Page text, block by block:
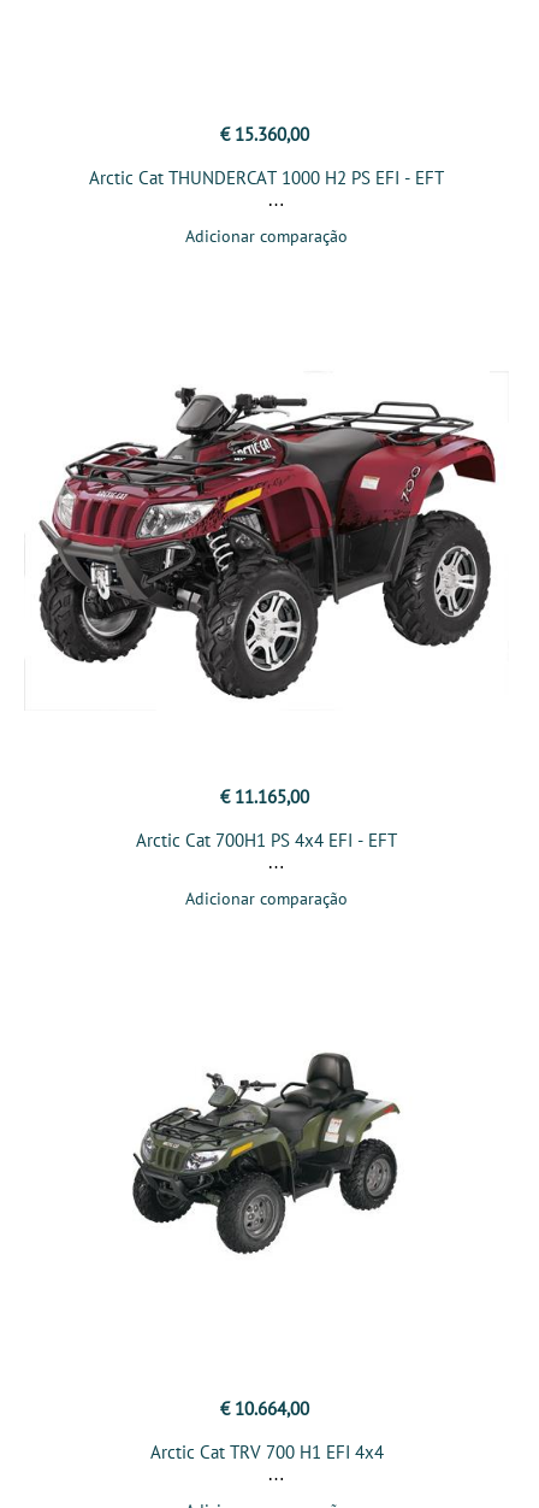
€ 15.360,00
Arctic Cat THUNDERCAT 1000 H2 PS EFI - EFT
Adicionar comparação
€ 11.165,00
Arctic Cat 700H1 PS 4x4 EFI - EFT
Adicionar comparação
€ 10.664,00
Arctic Cat TRV 700 H1 EFI 4x4